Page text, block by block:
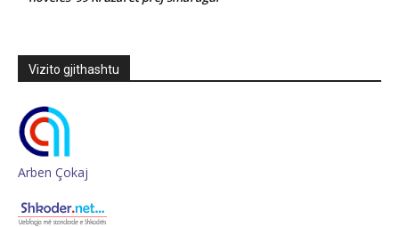
Vizito gjithashtu
Arben Çokaj